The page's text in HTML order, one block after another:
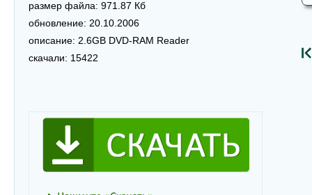
размер файла: 971.87 Кб
обновление: 20.10.2006
описание: 2.6GB DVD-RAM Reader
скачали: 15422